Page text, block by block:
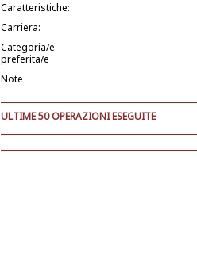
Caratteristiche:
Carriera:
Categoria/e
preferita/e
Note
ULTIME 50 OPERAZIONI ESEGUITE